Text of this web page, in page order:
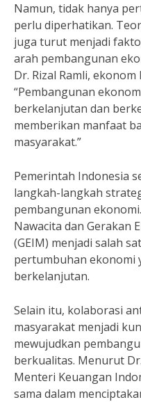
Namun, tidak hanya
perlu diperhatikan.
juga turut menjadi
arah pembangunan
Dr. Rizal Ramli,
“Pembangunan
berkelanjutan dan
memberikan manfaat
masyarakat.”
Pemerintah Indonesia
langkah-langkah
pembangunan
Nawacita dan Gerakan
(GEIM) menjadi salah
pertumbuhan ekonomi
berkelanjutan.
Selain itu, kolaborasi
masyarakat menjadi
mewujudkan
berkualitas. Menurut
Menteri Keuangan
sama dalam